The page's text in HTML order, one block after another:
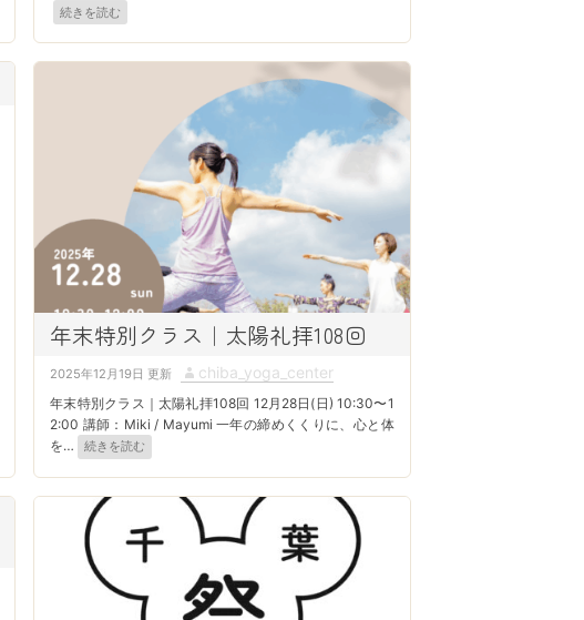
続きを読む
年末特別クラス｜太陽礼拝108回
P
o
s
t
e
2025年12月19日
A
u
t
o
r
chiba_yoga_center
年末特別クラス｜太陽礼拝108回 12月28日(日) 10:30〜1
2:00 講師：Miki / Mayumi 一年の締めくくりに、心と体
を… 続きを読む